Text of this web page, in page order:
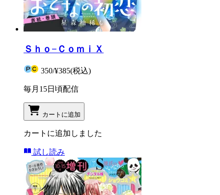
Ｓｈｏ−ＣｏｍｉＸ
350/¥385(税込)
毎月15日頃配信
カートに追加
カートに追加しました
試し読み